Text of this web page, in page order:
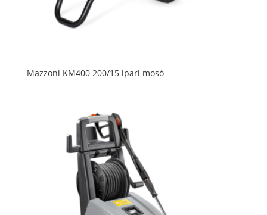
Mazzoni KM400 200/15 ipari mosó